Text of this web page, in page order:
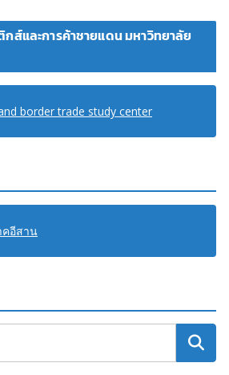
ส์และการค้าชายแดน มหาวิทยาลัย
border trade study center
คอีสาน